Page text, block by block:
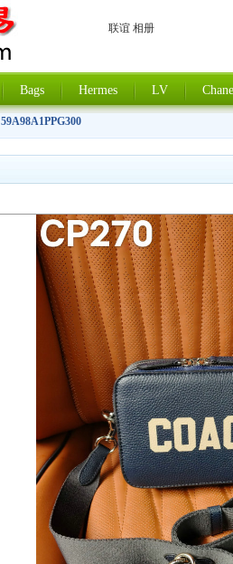
联谊 相册
Bags Hermes LV
59A98A1PPG300
上一张